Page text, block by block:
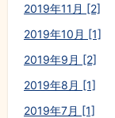
2019年11月 [2]
2019年10月 [1]
2019年9月 [2]
2019年8月 [1]
2019年7月 [1]